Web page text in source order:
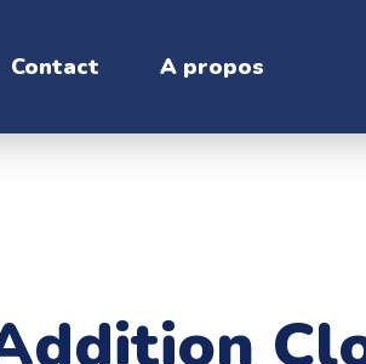
Contact A propos